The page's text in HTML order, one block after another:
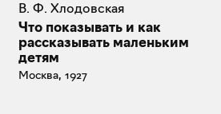
В. Ф. Хлодовская
Что показывать и как
рассказывать маленьким
детям
Москва, 1927